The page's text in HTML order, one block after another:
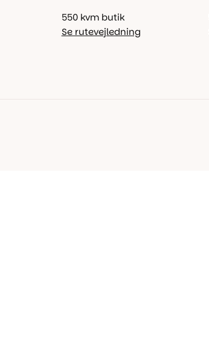
550 kvm butik
Se rutevejledning